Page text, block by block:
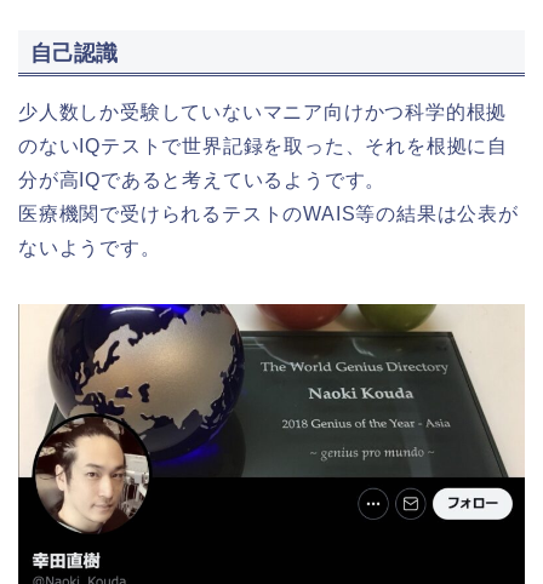
自己認識
少人数しか受験していないマニア向けかつ科学的根拠
のないIQテストで世界記録を取った、それを根拠に自
分が高IQであると考えているようです。
医療機関で受けられるテストのWAIS等の結果は公表が
ないようです。